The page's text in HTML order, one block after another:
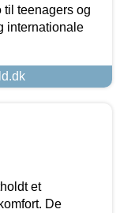
teenagers og
internationale
et
De